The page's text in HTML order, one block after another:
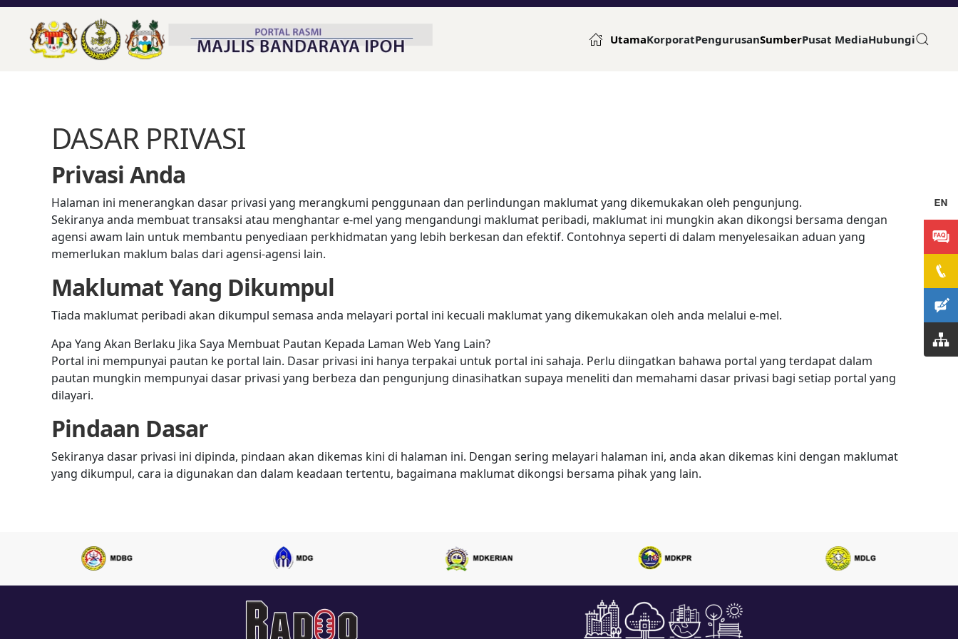
UtamaKorporatPengurusanSumberPusat MediaHubungi
DASAR PRIVASI
Privasi Anda
Halaman ini menerangkan dasar privasi yang merangkumi penggunaan dan perlindungan maklumat yang dikemukakan oleh pengunjung.
Sekiranya anda membuat transaksi atau menghantar e-mel yang mengandungi maklumat peribadi, maklumat ini mungkin akan dikongsi bersama dengan
agensi awam lain untuk membantu penyediaan perkhidmatan yang lebih berkesan dan efektif. Contohnya seperti di dalam menyelesaikan aduan yang
memerlukan maklum balas dari agensi-agensi lain.
Maklumat Yang Dikumpul
Tiada maklumat peribadi akan dikumpul semasa anda melayari portal ini kecuali maklumat yang dikemukakan oleh anda melalui e-mel.
Apa Yang Akan Berlaku Jika Saya Membuat Pautan Kepada Laman Web Yang Lain?
Portal ini mempunyai pautan ke portal lain. Dasar privasi ini hanya terpakai untuk portal ini sahaja. Perlu diingatkan bahawa portal yang terdapat dalam
pautan mungkin mempunyai dasar privasi yang berbeza dan pengunjung dinasihatkan supaya meneliti dan memahami dasar privasi bagi setiap portal yang
dilayari.
Pindaan Dasar
Sekiranya dasar privasi ini dipinda, pindaan akan dikemas kini di halaman ini. Dengan sering melayari halaman ini, anda akan dikemas kini dengan maklumat
yang dikumpul, cara ia digunakan dan dalam keadaan tertentu, bagaimana maklumat dikongsi bersama pihak yang lain.